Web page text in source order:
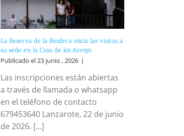
La Reserva de la Biosfera inicia las visitas a
su sede en la Casa de los Arroyo
Publicado el 23 junio , 2026 |
Las inscripciones están abiertas
a través de llamada o whatsapp
en el teléfono de contacto
679453640 Lanzarote, 22 de junio
de 2026. [...]